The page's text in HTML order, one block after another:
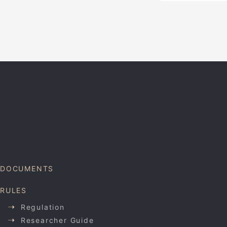
DOCUMENTS
RULES
Regulation
Researcher Guide